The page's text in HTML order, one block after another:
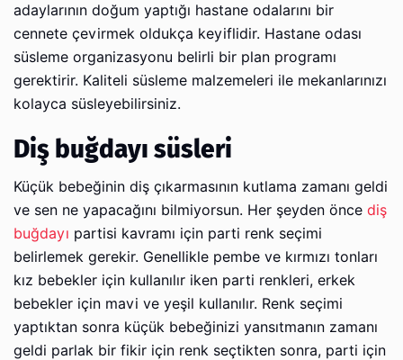
adaylarının doğum yaptığı hastane odalarını bir
cennete çevirmek oldukça keyiflidir. Hastane odası
süsleme organizasyonu belirli bir plan programı
gerektirir. Kaliteli süsleme malzemeleri ile mekanlarınızı
kolayca süsleyebilirsiniz.
Diş buğdayı süsleri
Küçük bebeğinin diş çıkarmasının kutlama zamanı geldi
ve sen ne yapacağını bilmiyorsun. Her şeyden önce diş
buğdayı partisi kavramı için parti renk seçimi
belirlemek gerekir. Genellikle pembe ve kırmızı tonları
kız bebekler için kullanılır iken parti renkleri, erkek
bebekler için mavi ve yeşil kullanılır. Renk seçimi
yaptıktan sonra küçük bebeğinizi yansıtmanın zamanı
geldi parlak bir fikir için renk seçtikten sonra, parti için